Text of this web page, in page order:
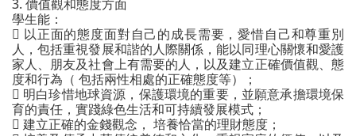
3. 價值觀和態度方面
學生能：
 以正面的態度面對自己的成長需要，愛惜自己和尊重別
人，包括重視發展和諧的人際關係，能以同理心關懷和愛護
家人、朋友及社會上有需要的人，以及建立正確價值觀、態
度和行為（ 包括兩性相處的正確態度等）；
 明白珍惜地球資源，保護環境的重要，並願意承擔環境保
育的責任，實踐綠色生活和可持續發展模式；
 建立正確的金錢觀念， 培養恰當的理財態度；